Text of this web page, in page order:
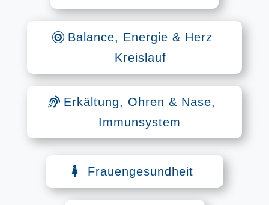
Balance, Energie & Herz
Kreislauf
Erkältung, Ohren & Nase,
Immunsystem
Frauengesundheit